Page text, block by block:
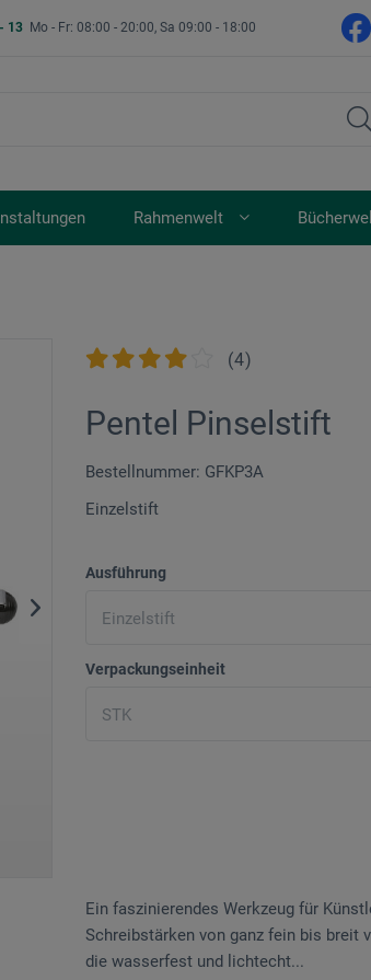
13 Mo - Fr: 08:00 - 20:00, Sa 09:00 - 18:00
Rahmenwelt
(4)
Pentel Pinselstift
Bestellnummer: GFKP3A
Einzelstift
Ausführung
Verpackungseinheit
Ein faszinierendes Werkzeug für
Schreibstärken von ganz fein bis breit
die wasserfest und lichtecht...